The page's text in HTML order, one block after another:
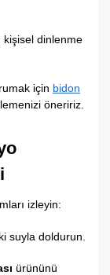
kişisel dinlenme
için bidon
öneririz.
izleyin:
suyla doldurun.
ürününü